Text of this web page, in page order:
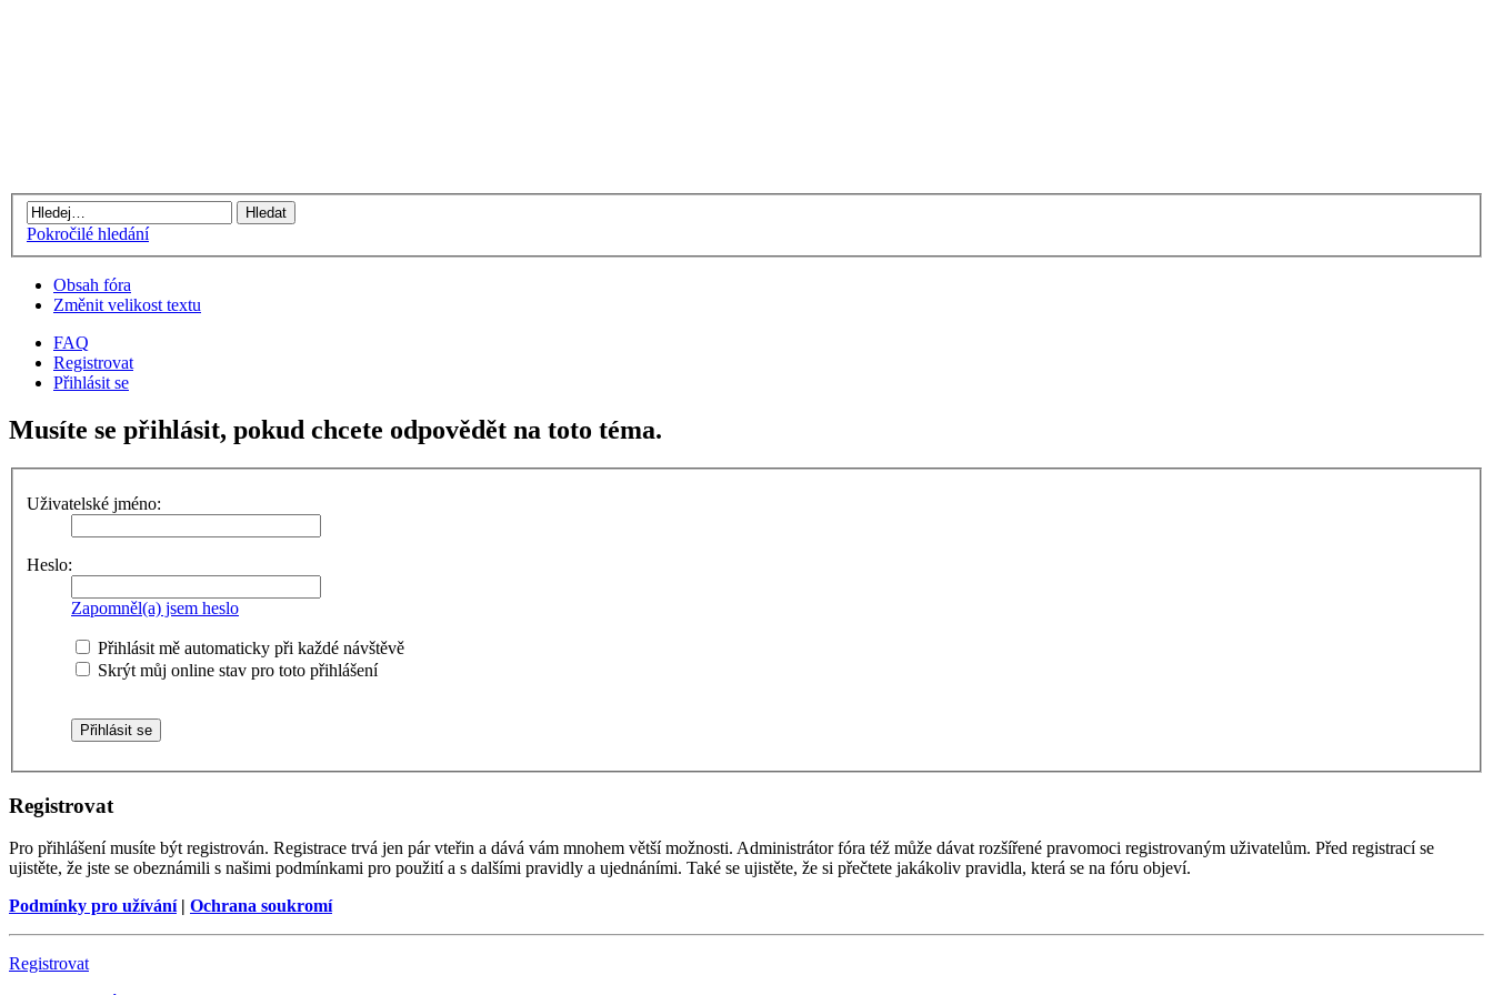
Pokročilé hledání
Obsah fóra
Změnit velikost textu
FAQ
Registrovat
Přihlásit se
Musíte se přihlásit, pokud chcete odpovědět na toto téma.
Uživatelské jméno:
Heslo:
Zapomněl(a) jsem heslo
Přihlásit mě automaticky při každé návštěvě
Skrýt můj online stav pro toto přihlášení
Registrovat
Pro přihlášení musíte být registrován. Registrace trvá jen pár vteřin a dává vám mnohem větší možnosti. Administrátor fóra též může dávat rozšířené pravomoci registrovaným uživatelům. Před registrací se
ujistěte, že jste se obeznámili s našimi podmínkami pro použití a s dalšími pravidly a ujednáními. Také se ujistěte, že si přečtete jakákoliv pravidla, která se na fóru objeví.
Podmínky pro užívání| Ochrana soukromí
Registrovat